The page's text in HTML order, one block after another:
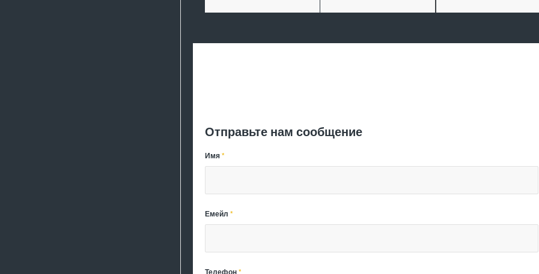
Отправьте нам сообщение
Имя*
Емейл *
Телефон*